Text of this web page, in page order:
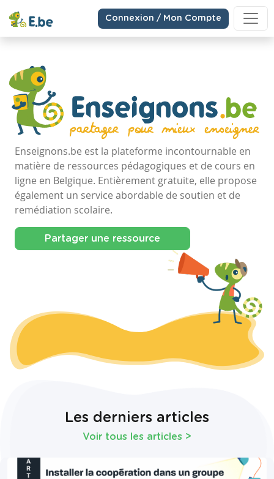
Connexion / Mon Compte
Enseignons.be est la plateforme incontournable en
matière de ressources pédagogiques et de cours en
ligne en Belgique. Entièrement gratuite, elle propose
également un service abordable de soutien et de
remédiation scolaire.
Partager une ressource
Les derniers articles
Voir tous les articles >